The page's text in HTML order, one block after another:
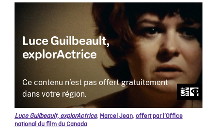
Luce Guilbeault, explorActrice, Marcel Jean,offert par l’Office
national du film du Canada